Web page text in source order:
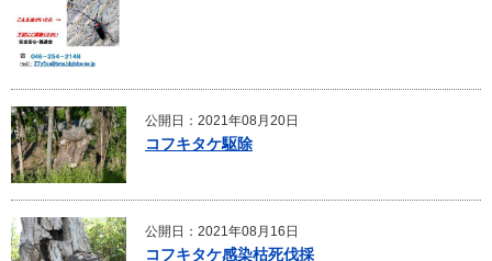
公開日：2021年08月20日
コフキタケ駆除
公開日：2021年08月16日
コフキタケ感染枯死伐採